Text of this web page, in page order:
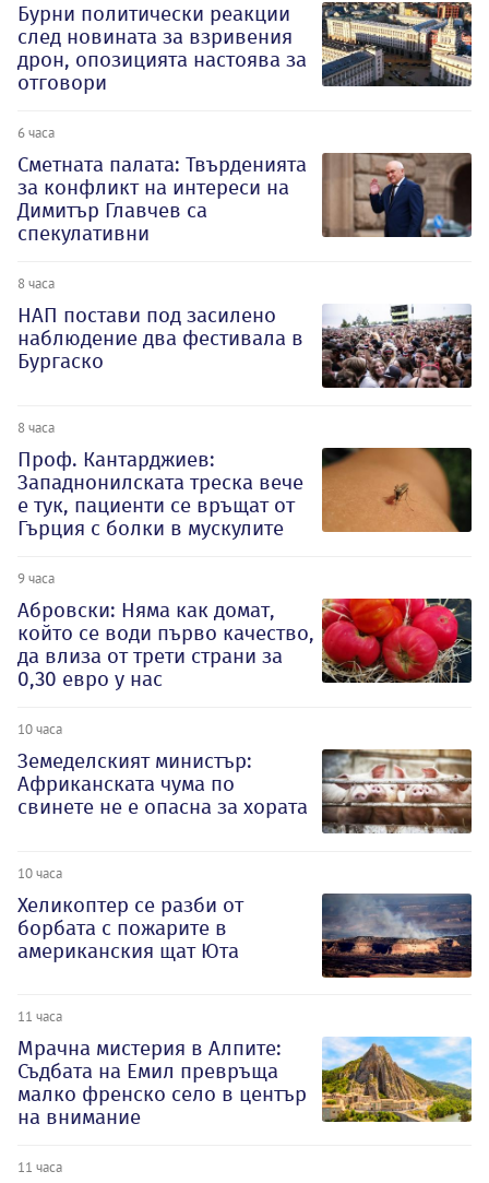
Бурни политически реакции
след новината за взривения
дрон, опозицията настоява за
отговори
6 часа
Сметната палата: Твърденията
за конфликт на интереси на
Димитър Главчев са
спекулативни
8 часа
НАП постави под засилено
наблюдение два фестивала в
Бургаско
8 часа
Проф. Кантарджиев:
Западнонилската треска вече
е тук, пациенти се връщат от
Гърция с болки в мускулите
9 часа
Абровски: Няма как домат,
който се води първо качество,
да влиза от трети страни за
0,30 евро у нас
10 часа
Земеделският министър:
Африканската чума по
свинете не е опасна за хората
10 часа
Хеликоптер се разби от
борбата с пожарите в
американския щат Юта
11 часа
Мрачна мистерия в Алпите:
Съдбата на Емил превръща
малко френско село в център
на внимание
11 часа